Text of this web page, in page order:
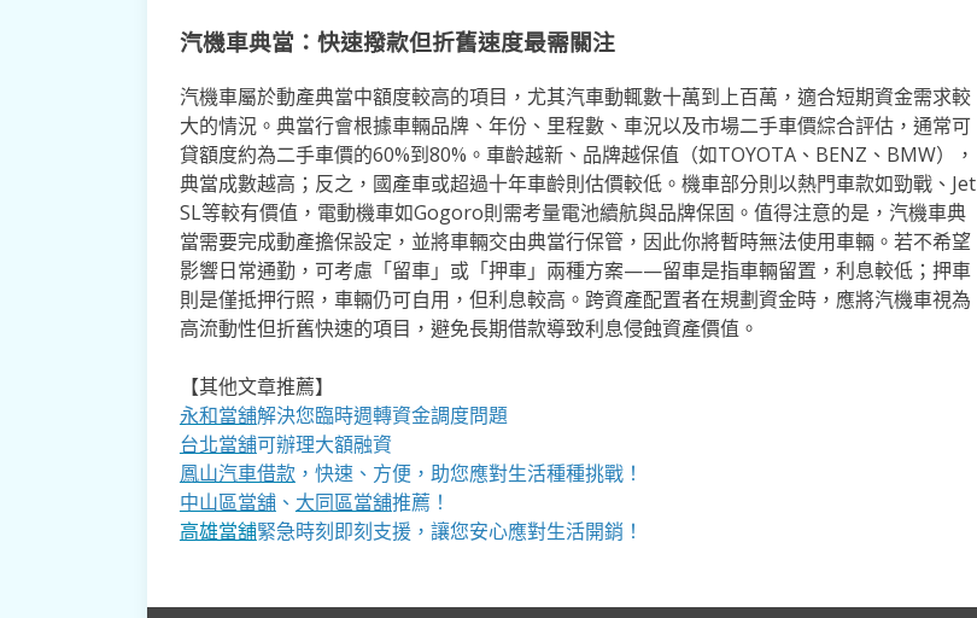
汽機車典當：快速撥款但折舊速度最需關注
汽機車屬於動產典當中額度較高的項目，尤其汽車動輒數十萬到上百萬，適合短期資金需求較
大的情況。典當行會根據車輛品牌、年份、里程數、車況以及市場二手車價綜合評估，通常可
貸額度約為二手車價的60%到80%。車齡越新、品牌越保值（如TOYOTA、BENZ、BMW），
典當成數越高；反之，國產車或超過十年車齡則估價較低。機車部分則以熱門車款如勁戰、Jet
SL等較有價值，電動機車如Gogoro則需考量電池續航與品牌保固。值得注意的是，汽機車典
當需要完成動產擔保設定，並將車輛交由典當行保管，因此你將暫時無法使用車輛。若不希望
影響日常通勤，可考慮「留車」或「押車」兩種方案——留車是指車輛留置，利息較低；押車
則是僅抵押行照，車輛仍可自用，但利息較高。跨資產配置者在規劃資金時，應將汽機車視為
高流動性但折舊快速的項目，避免長期借款導致利息侵蝕資產價值。
【其他文章推薦】
永和當舖解決您臨時週轉資金調度問題
台北當舖可辦理大額融資
鳳山汽車借款，快速、方便，助您應對生活種種挑戰！
中山區當舖、 大同區當舖推薦！
高雄當舖緊急時刻即刻支援，讓您安心應對生活開銷！